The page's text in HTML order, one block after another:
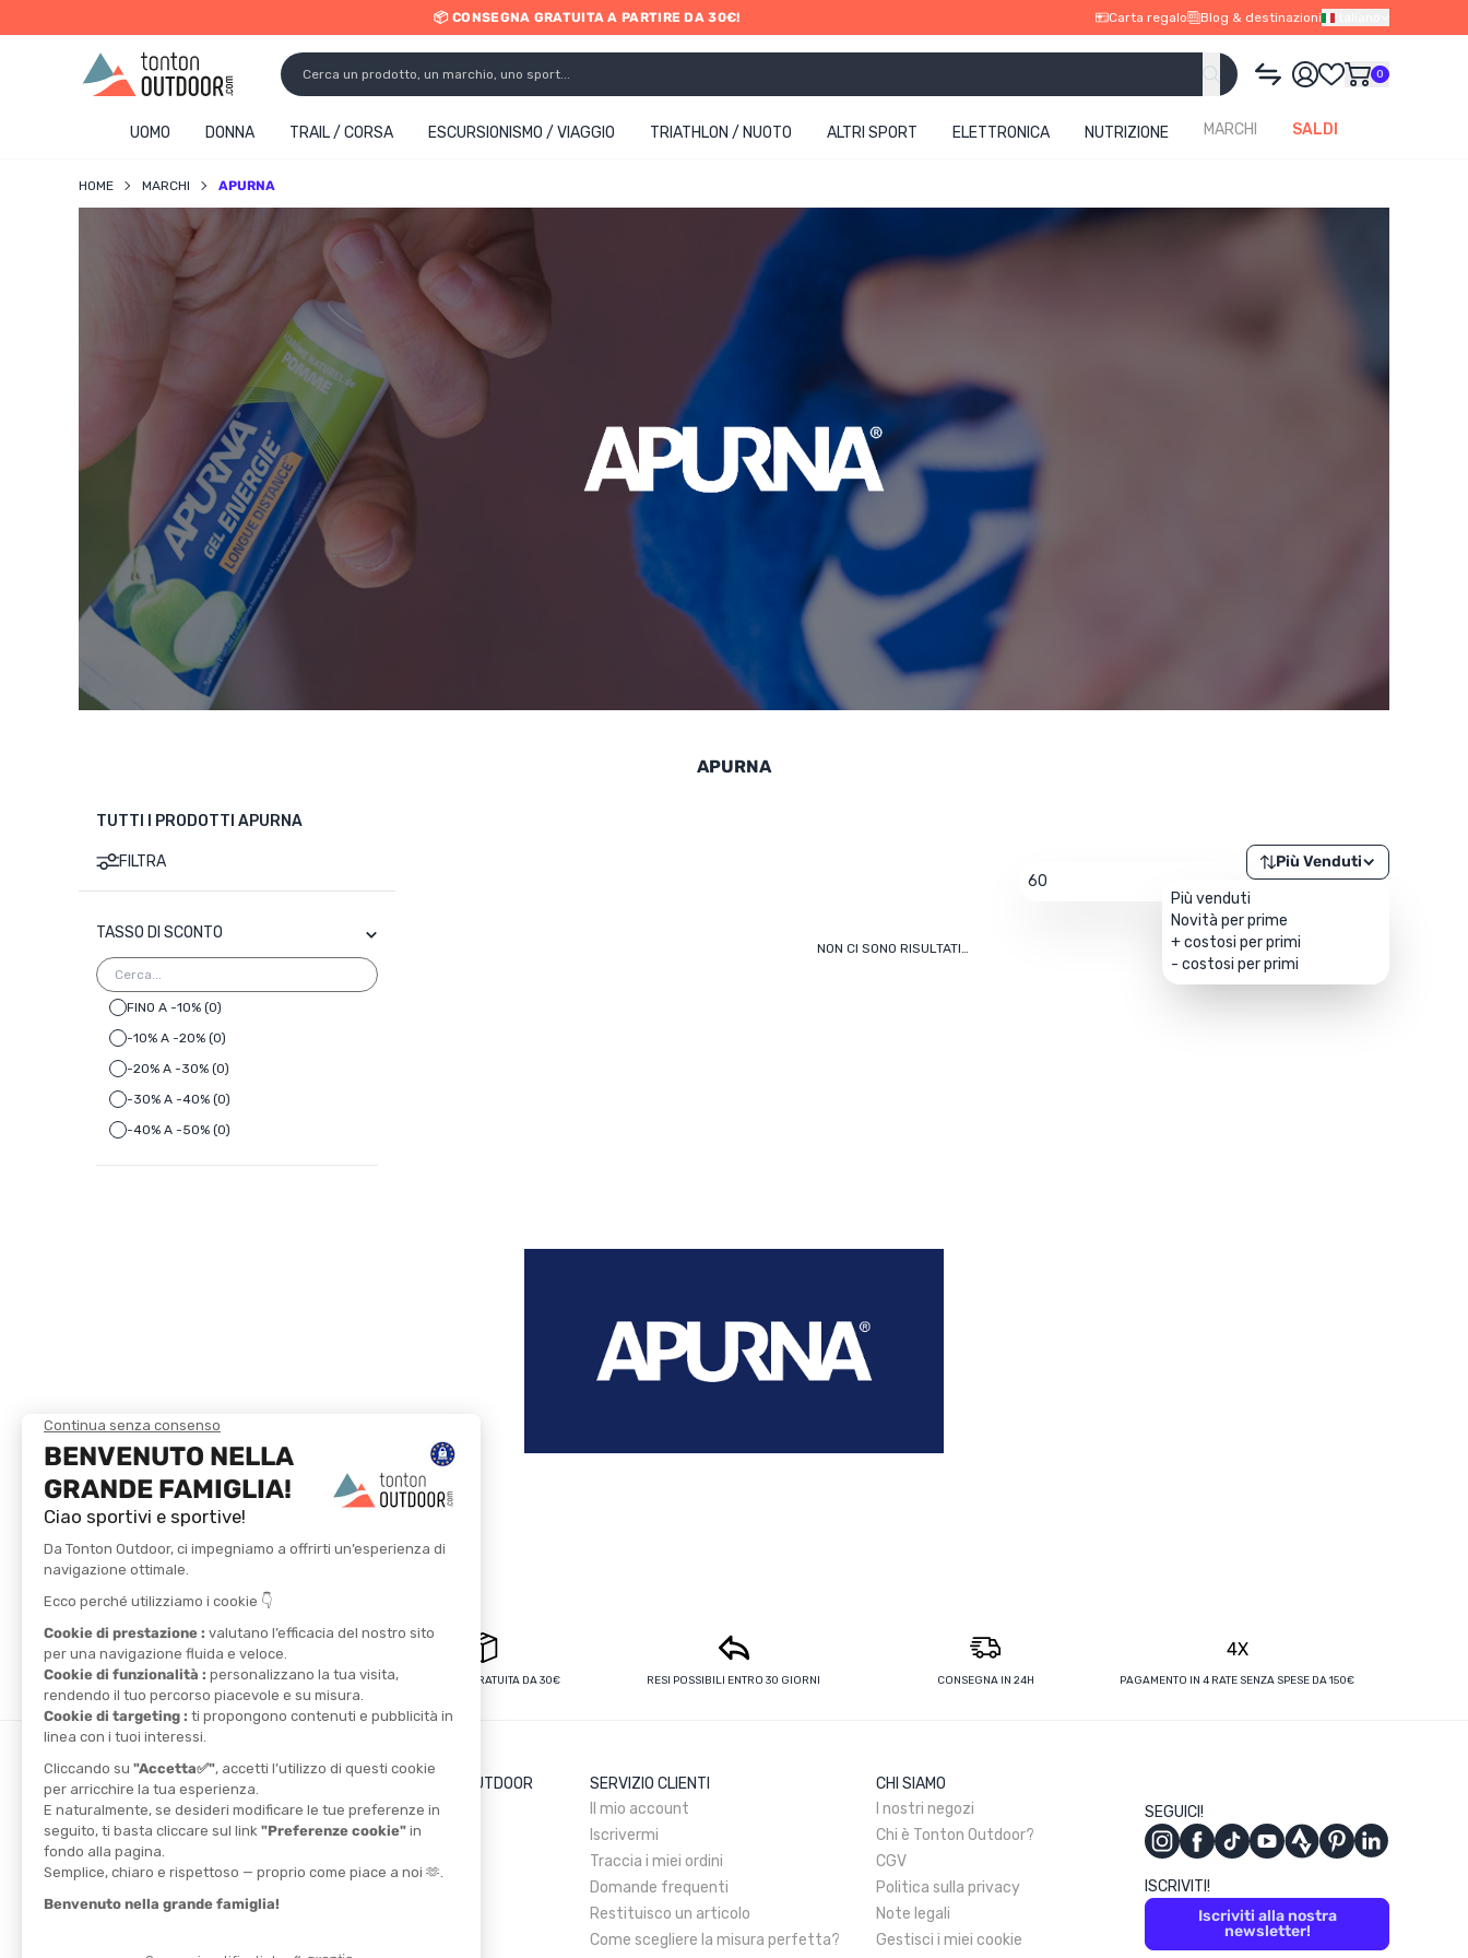
content
📦 CONSEGNA GRATUITA A PARTIRE DA 30€! Carta regalo Blog & destinazioni Italiano
0
UOMO DONNA TRAIL / CORSA ESCURSIONISMO / VIAGGIO TRIATHLON / NUOTO ALTRI SPORT ELETTRONICA NUTRIZIONE MARCHI SALDI
HOME MARCHI APURNA
APURNA
TUTTI I PRODOTTI APURNA
FILTRA
60
Più Venduti
Più venduti
Novità per prime
+ costosi per primi
- costosi per primi
TASSO DI SCONTO
FINO A -10% (0)
-10% A -20% (0)
-20% A -30% (0)
-30% A -40% (0)
-40% A -50% (0)
NON CI SONO RISULTATI…
PAGAMENTO SICURO CONSEGNA GRATUITA DA 30€ RESI POSSIBILI ENTRO 30 GIORNI CONSEGNA IN 24H
4X
PAGAMENTO IN 4 RATE SENZA SPESE DA 150€
TROVA UN NEGOZIO
I VANTAGGI DI TONTON OUTDOOR
Il blog
Il cashback
SERVIZIO CLIENTI
Il mio account
Iscrivermi
Traccia i miei ordini
Domande frequenti
Restituisco un articolo
Come scegliere la misura perfetta?
CHI SIAMO
I nostri negozi
Chi è Tonton Outdoor?
CGV
Politica sulla privacy
Note legali
Gestisci i miei cookie
Ambassadors
SEGUICI!
ISCRIVITI!
Iscriviti alla nostra
newsletter!